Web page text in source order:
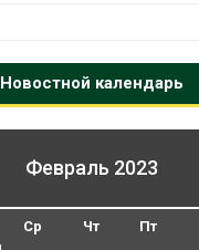
Новостной календарь
Февраль 2023
Ср Чт Пт